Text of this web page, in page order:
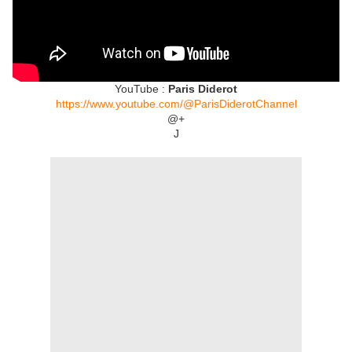
YouTube : Paris Diderot
https://www.youtube.com/@ParisDiderotChannel
@+
J